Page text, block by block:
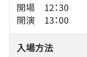
開場 12：30
開演 13：00
入場方法